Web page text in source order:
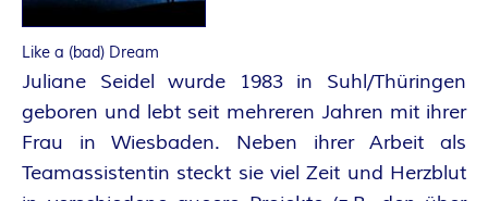
E
N
K
Like a (bad) Dream
Juliane Seidel wurde 1983 in Suhl/Thüringen
geboren und lebt seit mehreren Jahren mit ihrer
Frau in Wiesbaden. Neben ihrer Arbeit als
Teamassistentin steckt sie viel Zeit und Herzblut